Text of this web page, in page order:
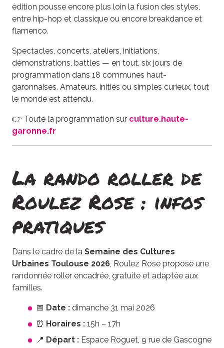
édition pousse encore plus loin la fusion des styles,
entre hip-hop et classique ou encore breakdance et
flamenco.
Spectacles, concerts, ateliers, initiations,
démonstrations, battles — en tout, six jours de
programmation dans 18 communes haut-
garonnaises. Amateurs, initiés ou simples curieux, tout
le monde est attendu.
👉 Toute la programmation sur culture.haute-
garonne.fr
La rando roller de
Roulez Rose : infos
pratiques
Dans le cadre de la Semaine des Cultures
Urbaines Toulouse 2026, Roulez Rose propose une
randonnée roller encadrée, gratuite et adaptée aux
familles.
📅 Date : dimanche 31 mai 2026
⏰ Horaires : 15h – 17h
📍 Départ : Espace Roguet, 9 rue de Gascogne